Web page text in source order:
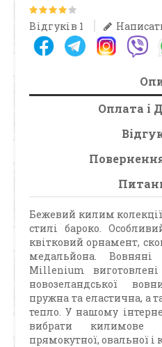
Відгуків 1
Оплата і
Бежевий килим
стилі бароко.
квітковий орнамент,
медальйона.
Millenium
новозеландської
пружна та еластична, а
тепло. У нашому
вибрати килимове
прямокутної, овальної і